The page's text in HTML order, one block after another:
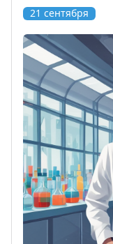
21 сентября